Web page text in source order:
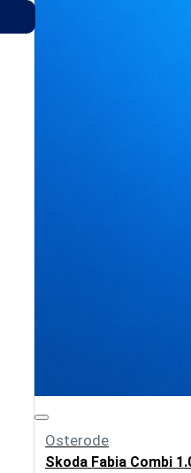
Osterode
Skoda Fabia Combi